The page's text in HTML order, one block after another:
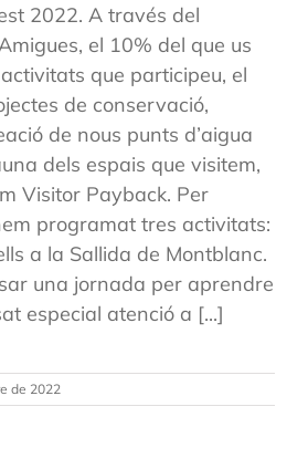
2022. A través del
el 10% del que us
que participeu, el
de conservació,
de nous punts d’aigua
dels espais que visitem,
Visitor Payback. Per
programat tres activitats:
a la Sallida de Montblanc.
una jornada per aprendre
especial atenció a [...]
de 2022